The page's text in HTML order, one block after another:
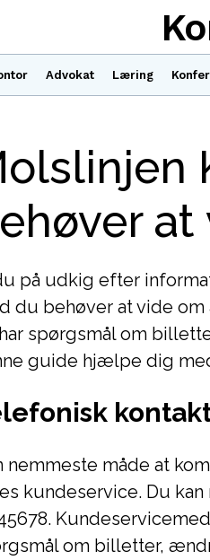
Advokat Læring
at
på udkig efter
du behøver at vide
spørgsmål om
guide hjælpe dig
nemmeste måde at
kundeservice. Du
om billetter,